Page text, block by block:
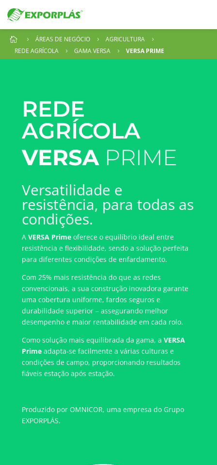
 5 ÁREAS DE NEGÓCIO 5 AGRICULTURA 5
REDE AGRÍCOLA 5 GAMA VERSA 5 VERSA PRIME
REDE
AGRÍCOLA
VERSAPRIME
Versatilidade e
resistência, para todas as
condições.
A VERSA Primeoferece o equilíbrio ideal entre
resistência e flexibilidade, sendo a solução perfeita
para diferentes condições de enfardamento.
Com 25% mais resistência do que as redes
convencionais, a sua construção inovadora garante
uma cobertura uniforme, fardos seguros e
durabilidade superior – assegurando melhor
desempenho e maior rentabilidade em cada rolo.
Como solução mais equilibrada da gama, a VERSA
Primeadapta-se facilmente a várias culturas e
condições de campo, proporcionando resultados
fiáveis estação após estação.
Produzido por OMNICOR, uma empresa do Grupo
EXPORPLÁS.